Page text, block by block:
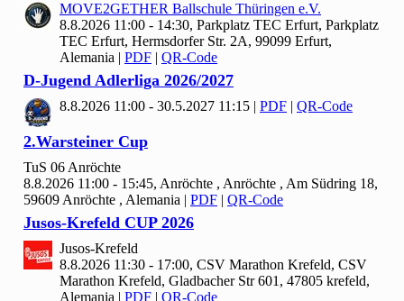
MOVE2GETHER Ballschule Thüringen e.V.
8.8.2026 11:00 - 14:30, Parkplatz TEC Erfurt, Parkplatz
TEC Erfurt, Hermsdorfer Str. 2A, 99099 Erfurt,
Alemania | PDF | QR-Code
D-Jugend Adlerliga 2026/2027
8.8.2026 11:00 - 30.5.2027 11:15 | PDF | QR-Code
2.Warsteiner Cup
TuS 06 Anröchte
8.8.2026 11:00 - 15:45, Anröchte , Anröchte , Am Südring 18,
59609 Anröchte , Alemania | PDF | QR-Code
Jusos-Krefeld CUP 2026
Jusos-Krefeld
8.8.2026 11:30 - 17:00, CSV Marathon Krefeld, CSV
Marathon Krefeld, Gladbacher Str 601, 47805 krefeld,
Alemania | PDF | QR-Code